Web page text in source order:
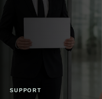
SUPPORT